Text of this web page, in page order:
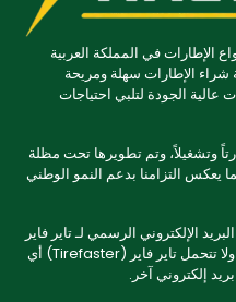
الإطارات في المملكة العربية
الإطارات سهلة ومريحة
عالية الجودة لتلبي احتياجات
المنصة سعودية 100% إدارتاً وتشغيلاً، وتم تطويرها تحت مظلة
العربية السعودية 2030، مما يعكس التزامنا بدعم النمو الوطني
الإلكتروني الرسمي لـ تاير فاير
(Tirefaster): info@tirefaster.com ولا تتحمل تاير فاير (Tirefaster) أي
إلكتروني آخر.